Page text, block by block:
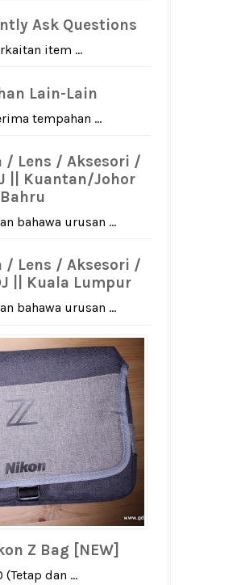
Ask Questions
item ...
Lain-Lain
tempahan ...
/ Lens / Aksesori /
|| Kuantan/Johor
Bahru
bahawa urusan ...
/ Lens / Aksesori /
|| Kuala Lumpur
bahawa urusan ...
Z Bag [NEW]
(Tetap dan ...